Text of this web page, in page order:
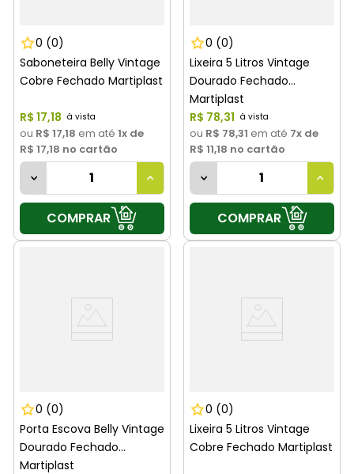
0 (0)
Saboneteira Belly Vintage
Cobre Fechado Martiplast
R$ 17,18
ou R$ 17,18 em até 1x de
R$ 17,18 no cartão
COMPRAR
0 (0)
Lixeira 5 Litros Vintage
Dourado Fechado
Martiplast
R$ 78,31
ou R$ 78,31 em até 7x de
R$ 11,18 no cartão
COMPRAR
0 (0)
Porta Escova Belly Vintage
Dourado Fechado
Martiplast
0 (0)
Lixeira 5 Litros Vintage
Cobre Fechado Martiplast